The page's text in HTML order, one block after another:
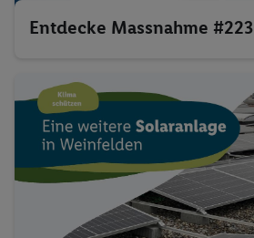
Entdecke Massnahme #223